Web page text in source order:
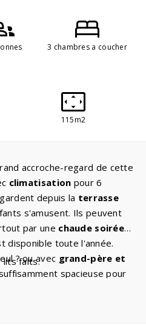
3 chambres a coucher
115m2
accroche-regard de cette
climatisation pour 6
depuis la terrasse
s'amusent. Ils peuvent
par une chaude soirée
disponible toute l'année.
? ou avec grand-père et
spacieuse pour
numérique vous garantit que
lits faits.